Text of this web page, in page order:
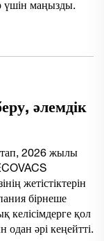
үшін маңызды.
әлемдік
2026 жылы
жетістіктерін
бірнеше
келісімдерге қол
әрі кеңейтті.